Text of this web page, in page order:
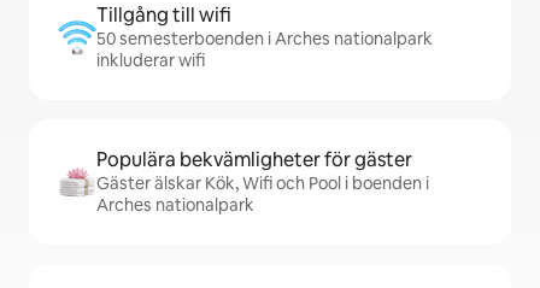
Tillgång till wifi
50 semesterboenden i Arches nationalpark
inkluderar wifi
Populära bekvämligheter för gäster
Gäster älskar Kök, Wifi och Pool i boenden i
Arches nationalpark